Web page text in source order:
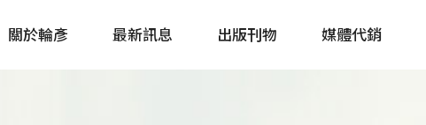
關於輪彥 最新訊息 出版刊物 媒體代銷